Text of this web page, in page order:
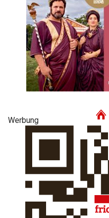
Werbung